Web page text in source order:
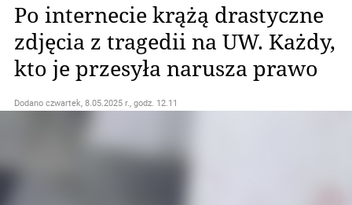
Po internecie krążą drastyczne
zdjęcia z tragedii na UW. Każdy,
kto je przesyła narusza prawo
Dodano czwartek, 8.05.2025 r., godz. 12.11